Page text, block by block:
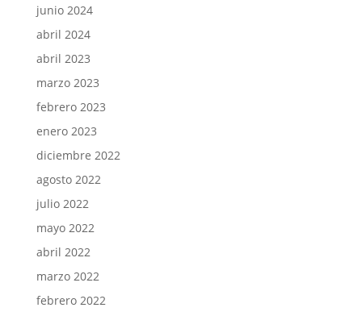
junio 2024
abril 2024
abril 2023
marzo 2023
febrero 2023
enero 2023
diciembre 2022
agosto 2022
julio 2022
mayo 2022
abril 2022
marzo 2022
febrero 2022